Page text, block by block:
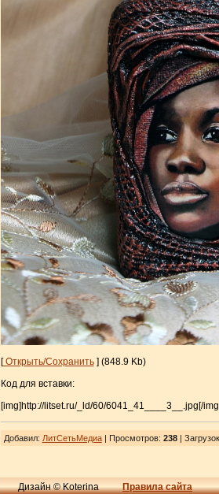
[Открыть/Сохранить] (848.9 Kb)
Код для вставки:
[img]http://litset.ru/_ld/60/6041_41____3__.jpg[/
Добавил: ЛитСетьМедиа| Просмотров: 238| Загрузок
Дизайн © Koterina Правила сайта